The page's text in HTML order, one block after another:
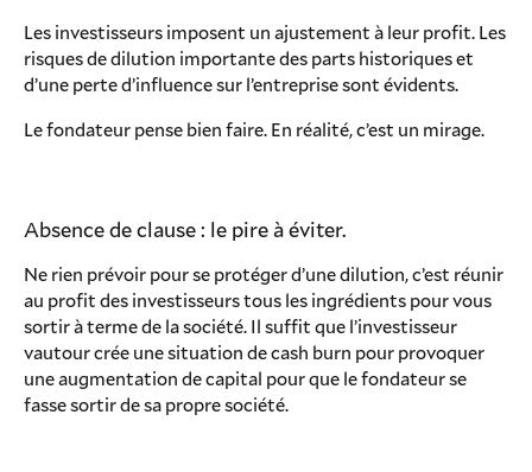
Les investisseurs imposent un ajustement à leur profit. Les
risques de dilution importante des parts historiques et
d’une perte d’influence sur l’entreprise sont évidents.
Le fondateur pense bien faire. En réalité, c’est un mirage.
Absence de clause : le pire à éviter.
Ne rien prévoir pour se protéger d’une dilution, c’est réunir
au profit des investisseurs tous les ingrédients pour vous
sortir à terme de la société. Il suffit que l’investisseur
vautour crée une situation de cash burn pour provoquer
une augmentation de capital pour que le fondateur se
fasse sortir de sa propre société.